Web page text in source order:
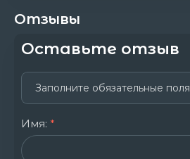
Отзывы
Оставьте отзыв
Заполните обязательные поля
Имя: *